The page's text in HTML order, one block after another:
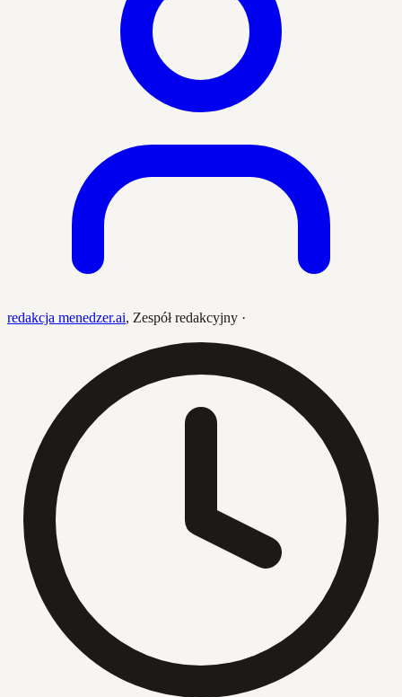
redakcja menedzer.ai, Zespół redakcyjny ·